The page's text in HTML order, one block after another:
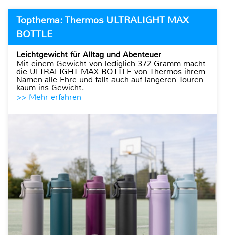
Topthema: Thermos ULTRALIGHT MAX
BOTTLE
Leichtgewicht für Alltag und Abenteuer
Mit einem Gewicht von lediglich 372 Gramm macht
die ULTRALIGHT MAX BOTTLE von Thermos ihrem
Namen alle Ehre und fällt auch auf längeren Touren
kaum ins Gewicht.
>> Mehr erfahren